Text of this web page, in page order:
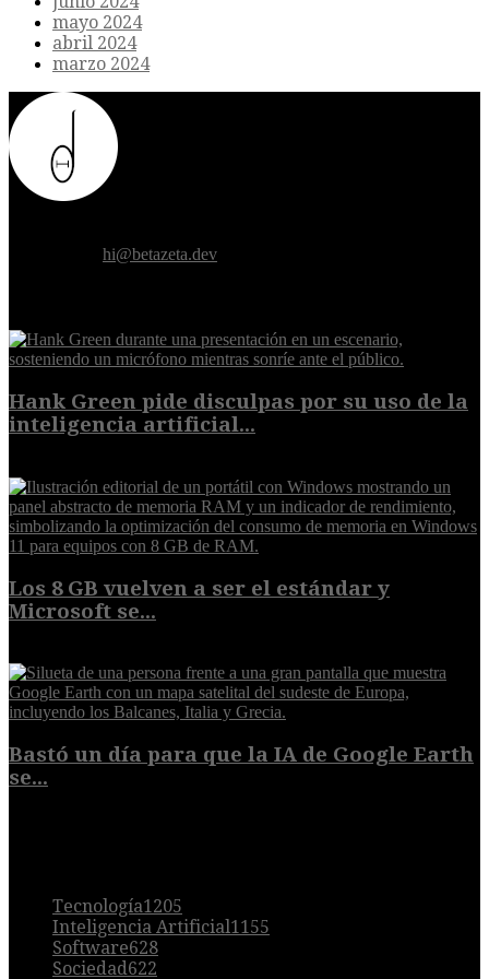
mayo 2024
abril 2024
marzo 2024
hi@betazeta.dev
Hank Green pide disculpas por su uso de la
inteligencia artificial...
Los 8 GB vuelven a ser el estándar y
Microsoft se...
Bastó un día para que la IA de Google Earth
se...
Tecnología1205
Inteligencia Artificial1155
Software628
Sociedad622